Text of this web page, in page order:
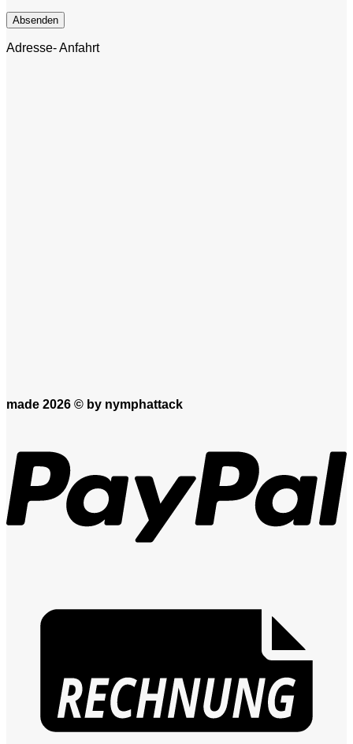
Adresse- Anfahrt
made 2026 © by nymphattack